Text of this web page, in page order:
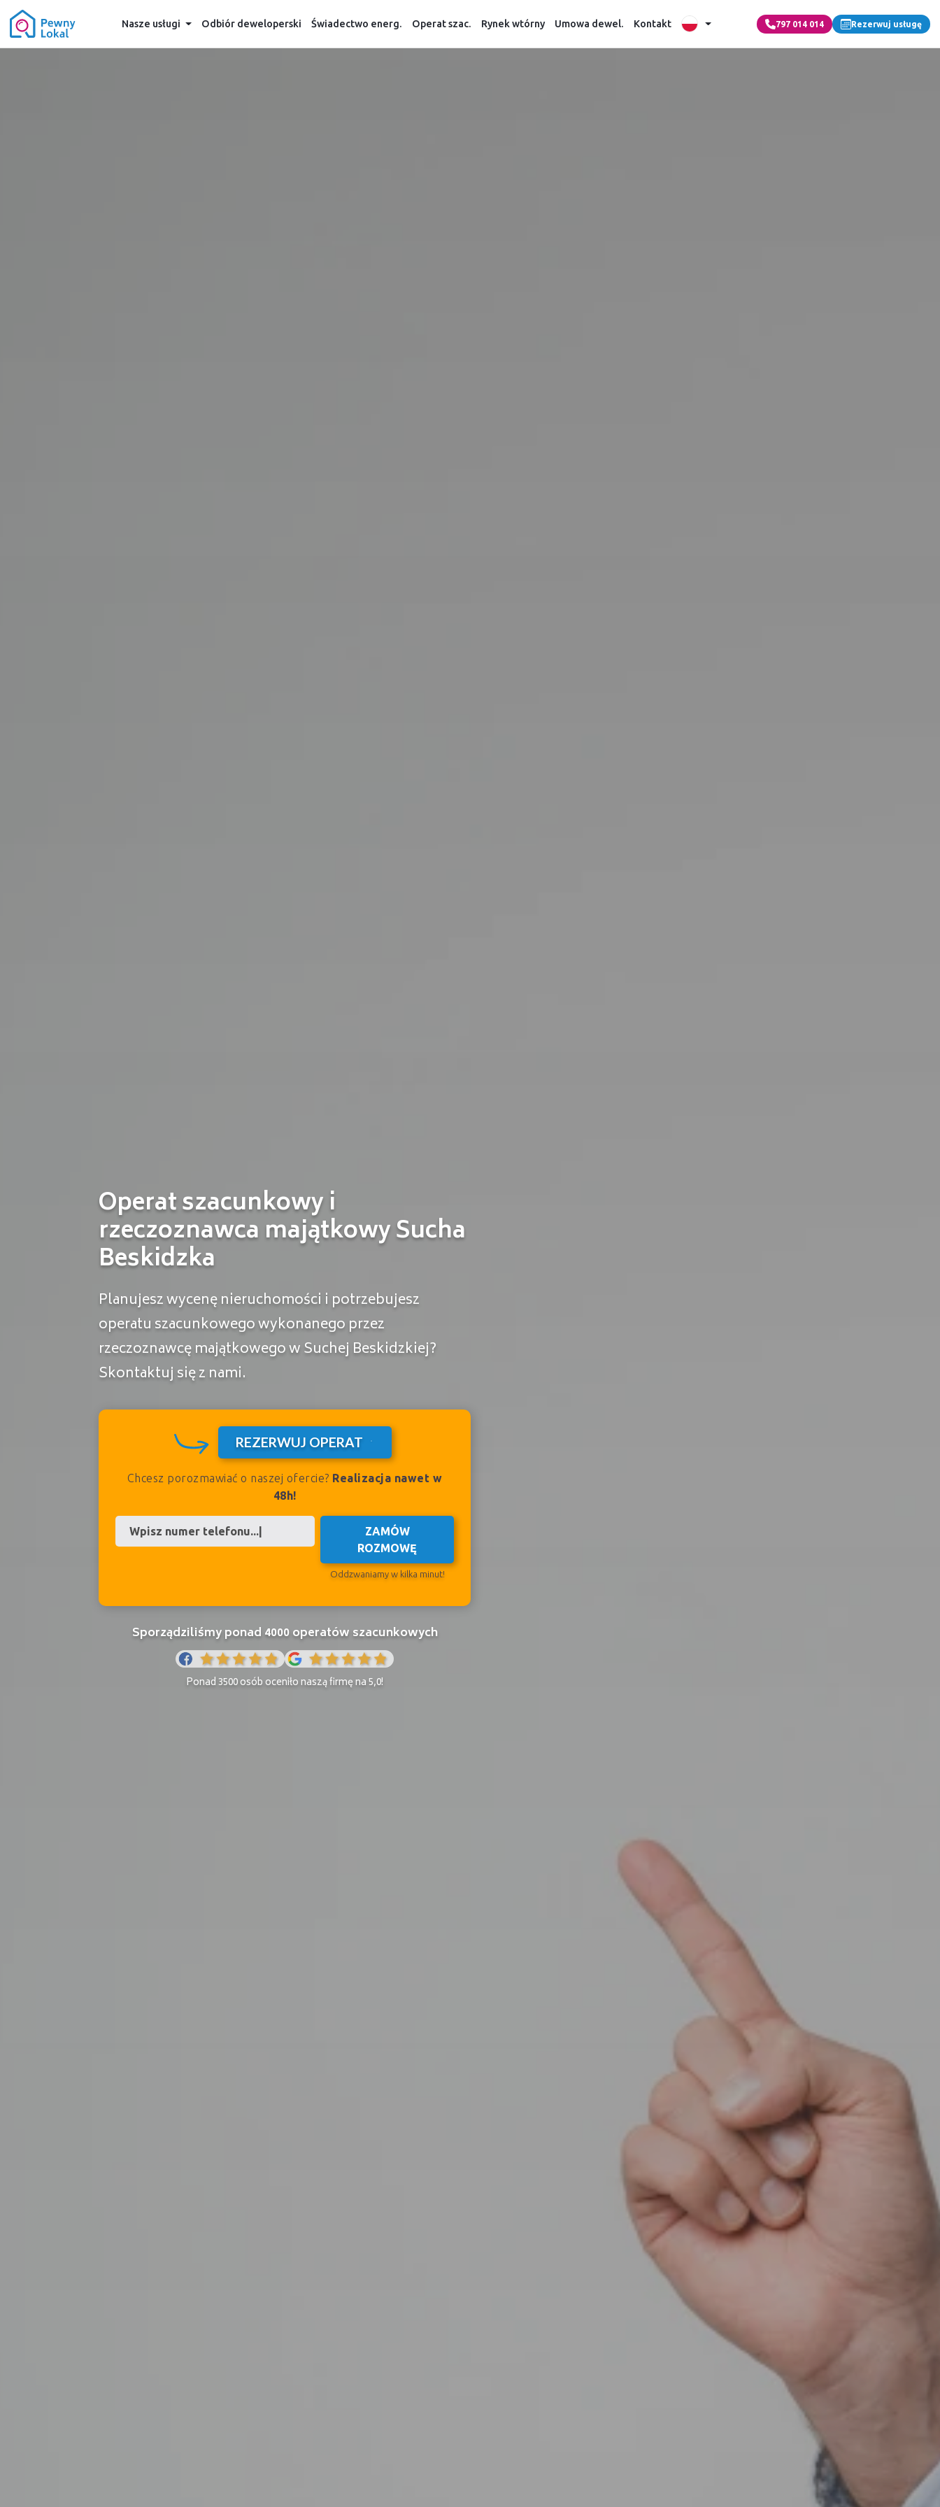
Nasze usługi Odbiór deweloperski Świadectwo energ. Operat szac. Rynek wtórny Umowa dewel. Kontakt 797 014 014 Rezerwuj usługę
Operat szacunkowy i
rzeczoznawca majątkowy Sucha
Beskidzka
Planujesz wycenę nieruchomości i potrzebujesz
operatu szacunkowego wykonanego przez
rzeczoznawcę majątkowego w Suchej Beskidzkiej?
Skontaktuj się z nami.
REZERWUJ OPERAT
Chcesz porozmawiać o naszej ofercie? Realizacja nawet w
48h!
ZAMÓW
ROZMOWĘ
Oddzwaniamy w kilka minut!
Sporządziliśmy ponad 4000 operatów szacunkowych
Ponad 3500 osób oceniło naszą firmę na 5,0!